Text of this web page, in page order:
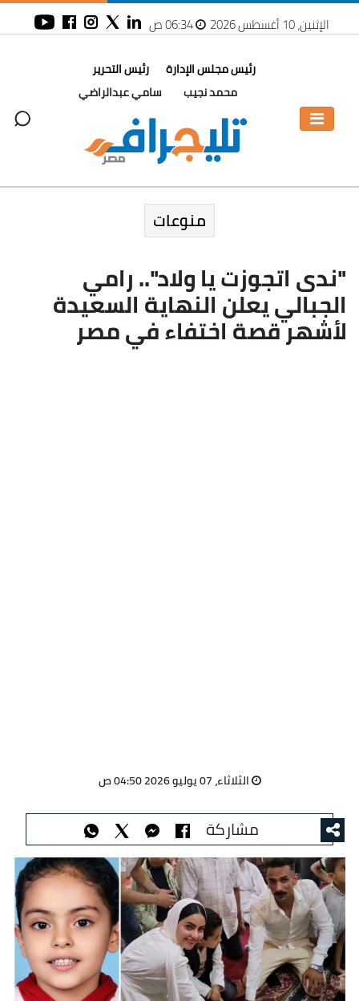
الإثنين، 10 أغسطس 2026 06:34 ص
رئيس مجلس الإدارة
محمد نجيب
رئيس التحرير
سامي عبدالراضي
منوعات
"ندى اتجوزت يا ولاد".. رامي
الجبالي يعلن النهاية السعيدة
لأشهر قصة اختفاء في مصر
الثلاثاء، 07 يوليو 2026 04:50 ص
مشاركة